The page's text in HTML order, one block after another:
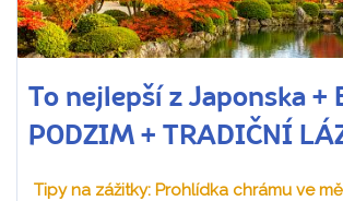
To nejlepší z Japonska +
PODZIM + TRADIČNÍ
Tipy na zážitky: Prohlídka chrámu ve